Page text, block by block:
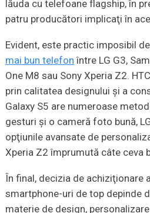
lăuda cu telefoane flagship, în
patru producători implicaţi în
Evident, este practic imposibil
mai bun telefon între LG G3,
One M8 sau Sony Xperia Z2.
prin calitatea designului şi a
Galaxy S5 are numeroase
gesturi şi o cameră foto bună,
opţiunile avansate de
Xperia Z2 împrumută câte ceva
În final, decizia de achiziţionare
smartphone-uri de top depinde
materie de design,